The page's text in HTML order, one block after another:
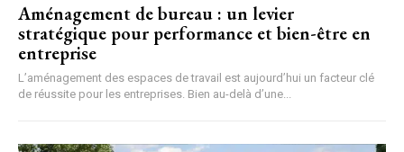
Aménagement de bureau : un levier
stratégique pour performance et bien-être en
entreprise
L’aménagement des espaces de travail est aujourd’hui un facteur clé
de réussite pour les entreprises. Bien au-delà d’une...